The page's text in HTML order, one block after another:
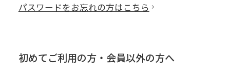
パスワードをお忘れの方はこちら
初めてご利用の方・会員以外の方へ